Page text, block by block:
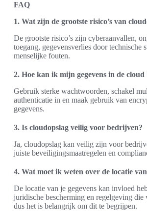
FAQ
1. Wat zijn de grootste risico’s van
De grootste risico’s zijn cyberaanvallen,
toegang, gegevensverlies door technische
menselijke fouten.
2. Hoe kan ik mijn gegevens in de cloud
Gebruik sterke wachtwoorden, schakel
authenticatie in en maak gebruik van
gegevens.
3. Is cloudopslag veilig voor bedrijven?
Ja, cloudopslag kan veilig zijn voor
juiste beveiligingsmaatregelen en
4. Wat moet ik weten over de locatie
De locatie van je gegevens kan invloed
juridische bescherming en regelgeving die
dus het is belangrijk om dit te begrijpen.